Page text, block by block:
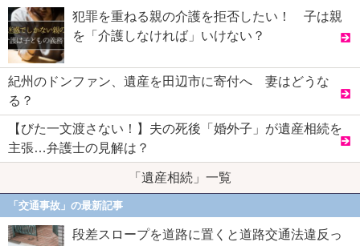
犯罪を重ねる親の介護を拒否したい！ 子は親
を「介護しなければ」いけない？
紀州のドンファン、遺産を田辺市に寄付へ 妻はどうな
る？
【びた一文渡さない！】夫の死後「婚外子」が遺産相続を
主張…弁護士の見解は？
「遺産相続」一覧
「交通事故」の最新記事
段差スロープを道路に置くと道路交通法違反っ